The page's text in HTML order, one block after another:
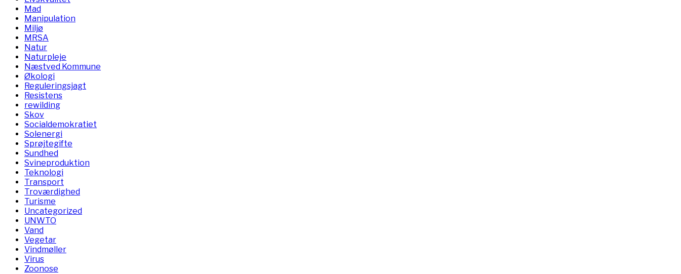
Mad
Manipulation
Miljø
MRSA
Natur
Naturpleje
Næstved Kommune
Økologi
Reguleringsjagt
Resistens
rewilding
Skov
Socialdemokratiet
Solenergi
Sprøjtegifte
Sundhed
Svineproduktion
Teknologi
Transport
Troværdighed
Turisme
Uncategorized
UNWTO
Vand
Vegetar
Vindmøller
Virus
Zoonose